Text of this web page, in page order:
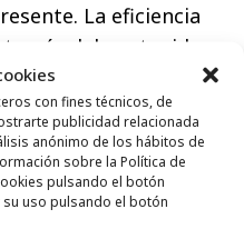
con fines técnicos, de
publicidad relacionada
anónimo de los hábitos de
sobre la Política de
pulsando el botón
uso pulsando el botón
La eficiencia
del contenido
que es la única forma
través de la utilidad
que ahora es
de forma de
pasan por la
y medición.